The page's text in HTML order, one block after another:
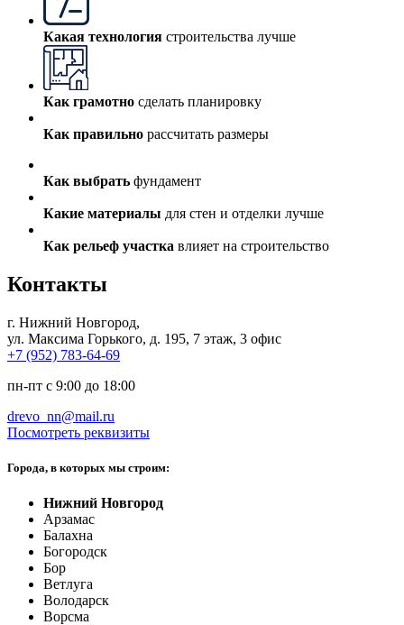
Какая технология строительства лучше
Как грамотно сделать планировку
Как правильно рассчитать размеры
Как выбрать фундамент
Какие материалы для стен и отделки лучше
Как рельеф участка влияет на строительство
Контакты
г. Нижний Новгород,
ул. Максима Горького, д. 195, 7 этаж, 3 офис
+7 (952) 783-64-69
пн-пт с 9:00 до 18:00
drevo_nn@mail.ru
Посмотреть реквизиты
Города, в которых мы строим:
Нижний Новгород
Арзамас
Балахна
Богородск
Бор
Ветлуга
Володарск
Ворсма